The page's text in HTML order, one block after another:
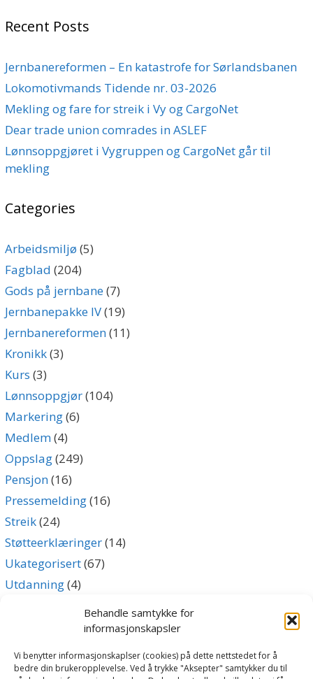
Behandle samtykke for
informasjonskapsler
Vi benytter informasjonskaplser (cookies) på dette nettstedet for å
bedre din brukeropplevelse. Ved å trykke "Aksepter" samtykker du til
Recent Posts
Jernbanereformen – En katastrofe for Sørlandsbanen
Lokomotivmands Tidende nr. 03-2026
Mekling og fare for streik i Vy og CargoNet
Dear trade union comrades in ASLEF
Lønnsoppgjøret i Vygruppen og CargoNet går til
mekling
Categories
Arbeidsmiljø (5)
Fagblad (204)
Gods på jernbane(7)
Jernbanepakke IV(19)
Jernbanereformen(11)
Kronikk(3)
Kurs (3)
Lønnsoppgjør(104)
Markering(6)
Medlem(4)
Oppslag(249)
Pensjon(16)
Pressemelding(16)
Streik(24)
Støtteerklæringer(14)
Ukategorisert(67)
Utdanning(4)